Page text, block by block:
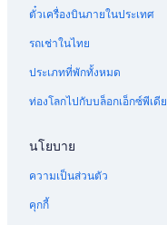
ตั๋วเครื่องบินภายในประเทศ
รถเช่าในไทย
ประเภทที่พักทั้งหมด
ท่องโลกไปกับบล็อกเอ็กซ์พีเดีย
นโยบาย
ความเป็นส่วนตัว
คุกกี้